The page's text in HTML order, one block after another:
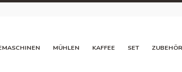
MÜHLEN KAFFEE SET ZUBEHÖR